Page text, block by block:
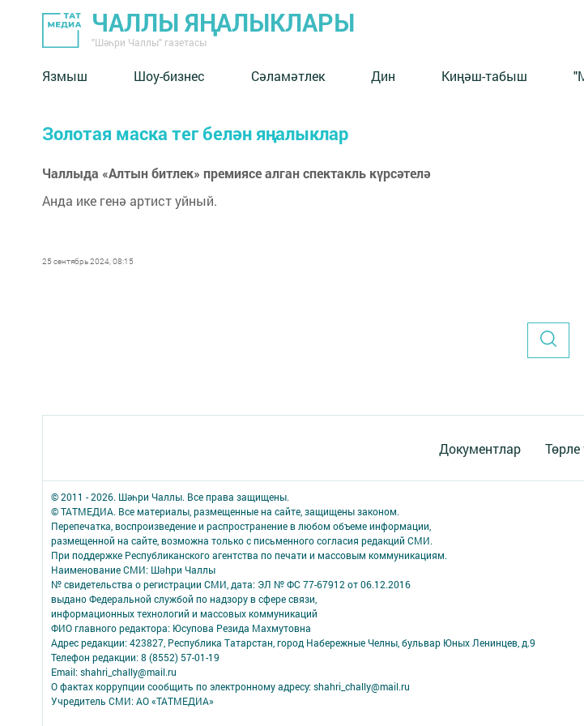
ЧАЛЛЫ ЯҢАЛЫКЛАРЫ
"Шәһри Чаллы" газетасы
Язмыш Шоу-бизнес Сәламәтлек Дин Киңәш-табыш
Золотая маска тег белән яңалыклар
Чаллыда «Алтын битлек» премиясе алган спектакль күрсәтелә
Анда ике генә артист уйный.
25 сентябрь 2024, 08:15
Документлар
© 2011 - 2026. Шәһри Чаллы. Все права защищены.
© ТАТМЕДИА. Все материалы, размещенные на сайте, защищены законом.
Перепечатка, воспроизведение и распространение в любом объеме информации,
размещенной на сайте, возможна только с письменного согласия редакций СМИ.
При поддержке Республиканского агентства по печати и массовым коммуникациям.
Наименование СМИ: Шəhри Чаллы
№ свидетельства о регистрации СМИ, дата: ЭЛ № ФС 77-67912 от 06.12.2016
выдано Федеральной службой по надзору в сфере связи,
информационных технологий и массовых коммуникаций
ФИО главного редактора: Юсупова Резида Махмутовна
Адрес редакции: 423827, Республика Татарстан, город Набережные Челны, бульвар Юных Ленинцев, д.9
Телефон редакции: 8 (8552) 57-01-19
Email: shahri_chally@mail.ru
О фактах коррупции сообщить по электронному адресу: shahri_chally@mail.ru
Учредитель СМИ: АО «ТАТМЕДИА»